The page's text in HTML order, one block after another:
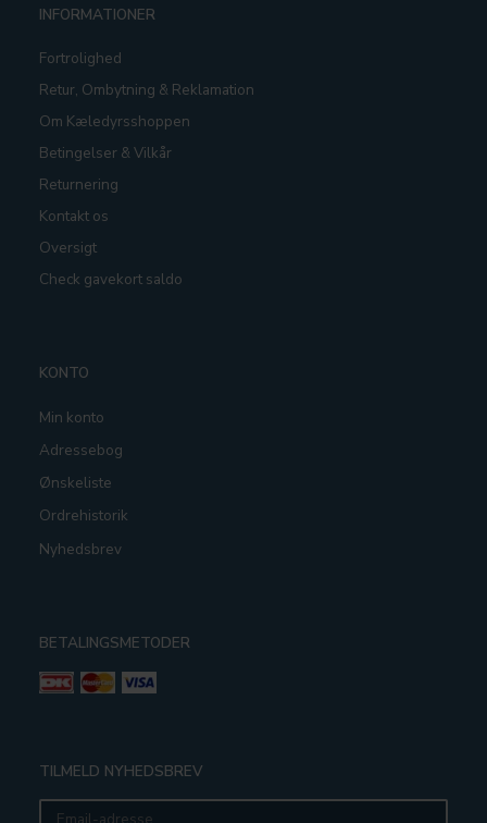
INFORMATIONER
Fortrolighed
Retur, Ombytning & Reklamation
Om Kæledyrsshoppen
Betingelser & Vilkår
Returnering
Kontakt os
Oversigt
Check gavekort saldo
KONTO
Min konto
Adressebog
Ønskeliste
Ordrehistorik
Nyhedsbrev
BETALINGSMETODER
TILMELD NYHEDSBREV
Email-